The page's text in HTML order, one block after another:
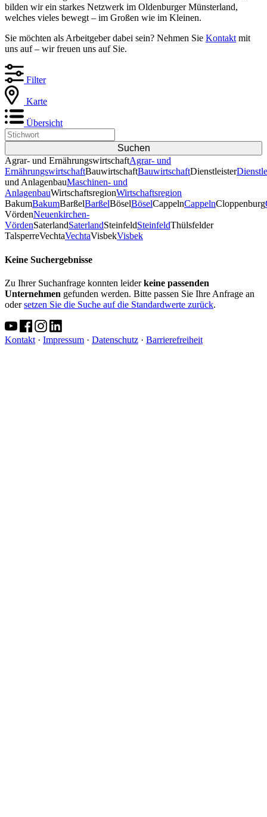
bilden wir ein starkes Netzwerk im Oldenburger Münsterland,
welches vieles bewegt – im Großen wie im Kleinen.
Sie möchten als Arbeitgeber dabei sein? Nehmen Sie Kontakt mit
uns auf – wir freuen uns auf Sie.
Filter
Karte
Übersicht
Agrar- und ErnährungswirtschaftAgrar- und
ErnährungswirtschaftBauwirtschaftBauwirtschaftDienstleister
und AnlagenbauMaschinen- und
AnlagenbauWirtschaftsregionWirtschaftsregion
BakumBakumBarßelBarßelBöselBöselCappelnCappelnCloppenburg
VördenNeuenkirchen-
VördenSaterlandSaterlandSteinfeldSteinfeldThülsfelder
TalsperreVechtaVechtaVisbekVisbek
Keine Suchergebnisse
Zu Ihrer Suchanfrage konnten leiderkeine passenden
Unternehmen gefunden werden. Bitte passen Sie Ihre Anfrage an
odersetzen Sie die Suche auf die Standardwerte zurück.
Kontakt · Impressum · Datenschutz · Barrierefreiheit